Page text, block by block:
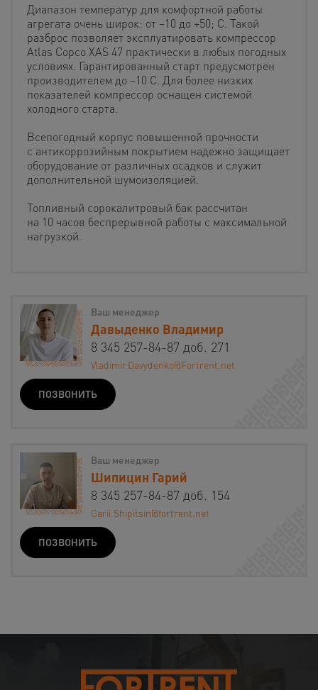
Диапазон температур для комфортной работы
агрегата очень широк: от −10 до +50; С. Такой
разброс позволяет эксплуатировать компрессор
Atlas Copco XAS 47 практически в любых погодных
условиях. Гарантированный старт предусмотрен
производителем до −10 С. Для более низких
показателей компрессор оснащен системой
холодного старта.
Всепогодный корпус повышенной прочности
с антикоррозийным покрытием надежно защищает
оборудование от различных осадков и служит
дополнительной шумоизоляцией.
Топливный сорокалитровый бак рассчитан
на 10 часов беспрерывной работы с максимальной
нагрузкой.
Ваш менеджер
Давыденко Владимир
8 345 257-84-87 доб. 271
Vladimir.Davydenko@Fortrent.net
ПОЗВОНИТЬ
Ваш менеджер
Шипицин Гарий
8 345 257-84-87 доб. 154
Garii.Shipitsin@fortrent.net
ПОЗВОНИТЬ